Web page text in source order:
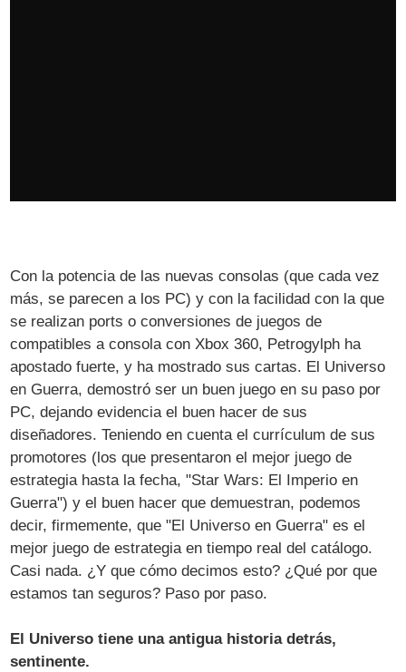
Con la potencia de las nuevas consolas (que cada vez
más, se parecen a los PC) y con la facilidad con la que
se realizan ports o conversiones de juegos de
compatibles a consola con Xbox 360, Petrogylph ha
apostado fuerte, y ha mostrado sus cartas. El Universo
en Guerra, demostró ser un buen juego en su paso por
PC, dejando evidencia el buen hacer de sus
diseñadores. Teniendo en cuenta el currículum de sus
promotores (los que presentaron el mejor juego de
estrategia hasta la fecha, "Star Wars: El Imperio en
Guerra") y el buen hacer que demuestran, podemos
decir, firmemente, que "El Universo en Guerra" es el
mejor juego de estrategia en tiempo real del catálogo.
Casi nada. ¿Y que cómo decimos esto? ¿Qué por que
estamos tan seguros? Paso por paso.
El Universo tiene una antigua historia detrás,
sentinente.